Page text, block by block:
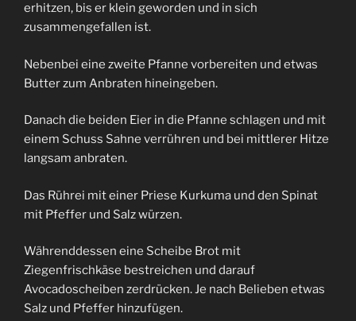
erhitzen, bis er klein geworden und in sich
zusammengefallen ist.
Nebenbei eine zweite Pfanne vorbereiten und etwas
Butter zum Anbraten hineingeben.
Danach die beiden Eier in die Pfanne schlagen und mit
einem Schuss Sahne verrühren und bei mittlerer Hitze
langsam anbraten.
Das Rührei mit einer Priese Kurkuma und den Spinat
mit Pfeffer und Salz würzen.
Währenddessen eine Scheibe Brot mit
Ziegenfrischkäse bestreichen und darauf
Avocadoscheiben zerdrücken. Je nach Belieben etwas
Salz und Pfeffer hinzufügen.